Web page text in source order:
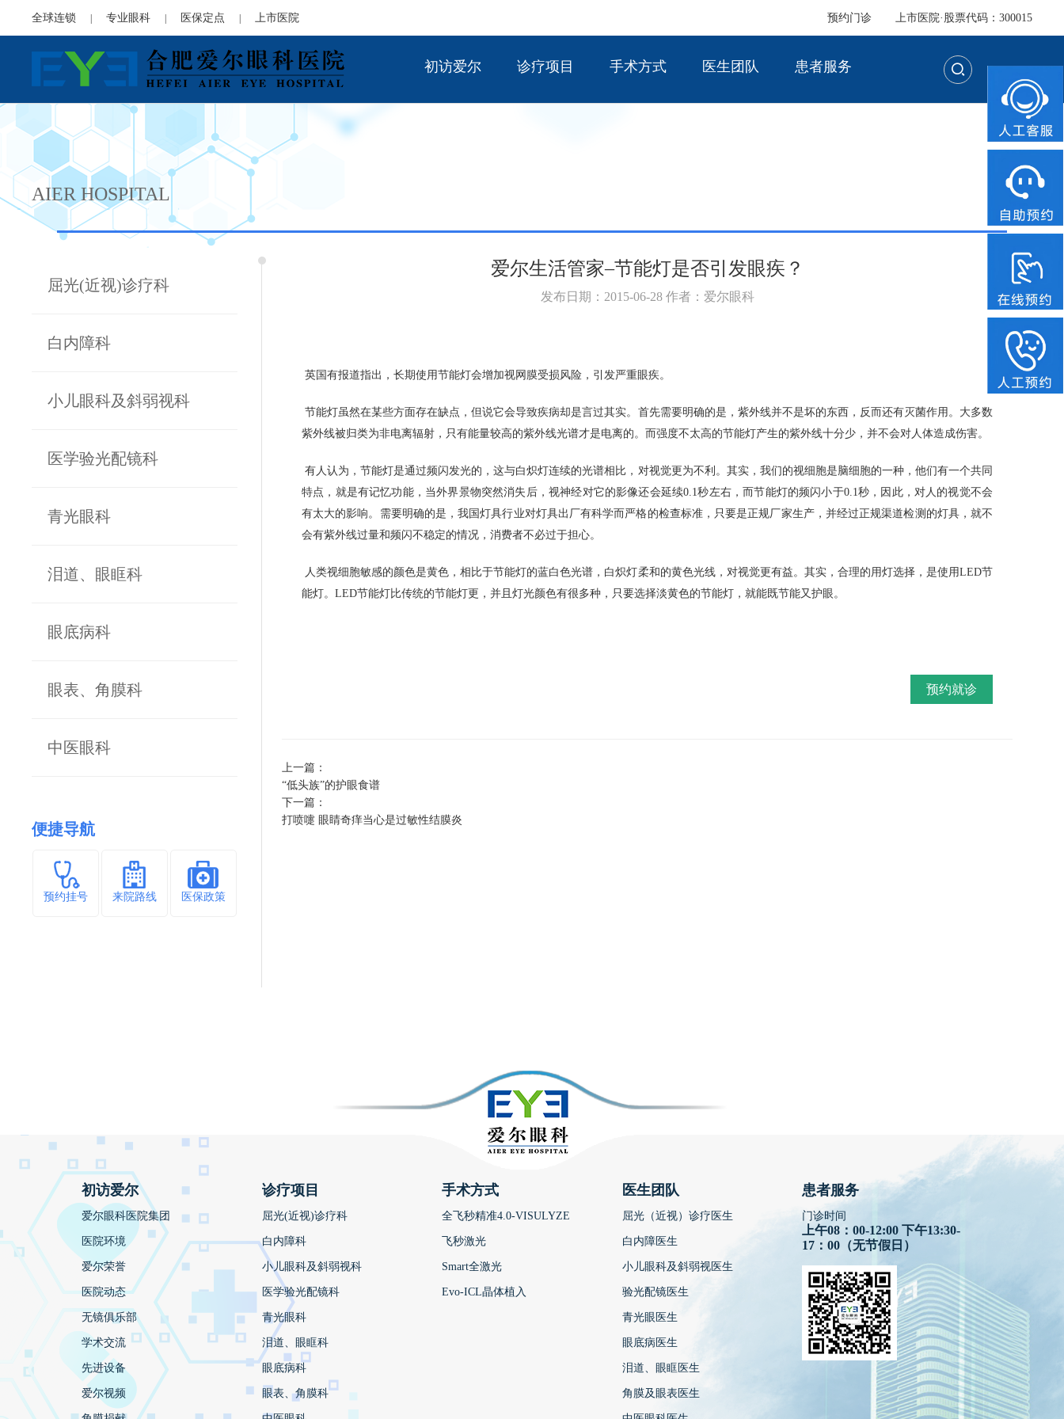
全球连锁 | 专业眼科 | 医保定点 | 上市医院 预约门诊 上市医院·股票代码：300015
初访爱尔 诊疗项目 手术方式 医生团队 患者服务
AIER HOSPITAL
屈光(近视)诊疗科
白内障科
小儿眼科及斜弱视科
医学验光配镜科
青光眼科
泪道、眼眶科
眼底病科
眼表、角膜科
中医眼科
便捷导航
预约挂号 来院路线 医保政策
爱尔生活管家–节能灯是否引发眼疾？
发布日期：2015-06-28 作者：爱尔眼科
英国有报道指出，长期使用节能灯会增加视网膜受损风险，引发严重眼疾。
节能灯虽然在某些方面存在缺点，但说它会导致疾病却是言过其实。首先需要明确的是，紫外线并不是坏的东西，反而还有灭菌作用。大多数
紫外线被归类为非电离辐射，只有能量较高的紫外线光谱才是电离的。而强度不太高的节能灯产生的紫外线十分少，并不会对人体造成伤害。
有人认为，节能灯是通过频闪发光的，这与白炽灯连续的光谱相比，对视觉更为不利。其实，我们的视细胞是脑细胞的一种，他们有一个共同
特点，就是有记忆功能，当外界景物突然消失后，视神经对它的影像还会延续0.1秒左右，而节能灯的频闪小于0.1秒，因此，对人的视觉不会
有太大的影响。需要明确的是，我国灯具行业对灯具出厂有科学而严格的检查标准，只要是正规厂家生产，并经过正规渠道检测的灯具，就不
会有紫外线过量和频闪不稳定的情况，消费者不必过于担心。
人类视细胞敏感的颜色是黄色，相比于节能灯的蓝白色光谱，白炽灯柔和的黄色光线，对视觉更有益。其实，合理的用灯选择，是使用LED节
能灯。LED节能灯比传统的节能灯更，并且灯光颜色有很多种，只要选择淡黄色的节能灯，就能既节能又护眼。
预约就诊
上一篇：
“低头族”的护眼食谱
下一篇：
打喷嚏 眼睛奇痒当心是过敏性结膜炎
初访爱尔
爱尔眼科医院集团
医院环境
爱尔荣誉
医院动态
无镜俱乐部
学术交流
先进设备
爱尔视频
诊疗项目
屈光(近视)诊疗科
白内障科
小儿眼科及斜弱视科
医学验光配镜科
青光眼科
泪道、眼眶科
眼底病科
眼表、角膜科
手术方式
全飞秒精准4.0-VISULYZE
飞秒激光
Smart全激光
Evo-ICL晶体植入
医生团队
屈光（近视）诊疗医生
白内障医生
小儿眼科及斜弱视医生
验光配镜医生
青光眼医生
眼底病医生
泪道、眼眶医生
角膜及眼表医生
患者服务
门诊时间
上午08：00-12:00 下午13:30-
17：00（无节假日）